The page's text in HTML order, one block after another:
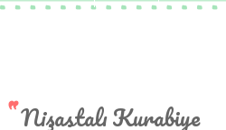
Nişastalı Kurabiye